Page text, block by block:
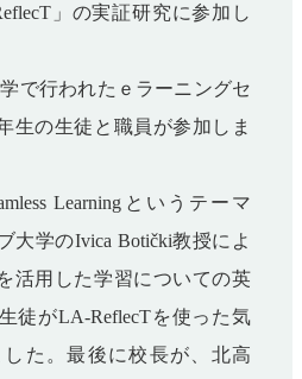
」の実証研究に参加し
で行われたｅラーニングセ
生の生徒と職員が参加しま
Learningというテーマ
大学のIvica Botički教授によ
活用した学習についての英
徒がLA-ReflecTを使った気
た。最後に校長が、北高